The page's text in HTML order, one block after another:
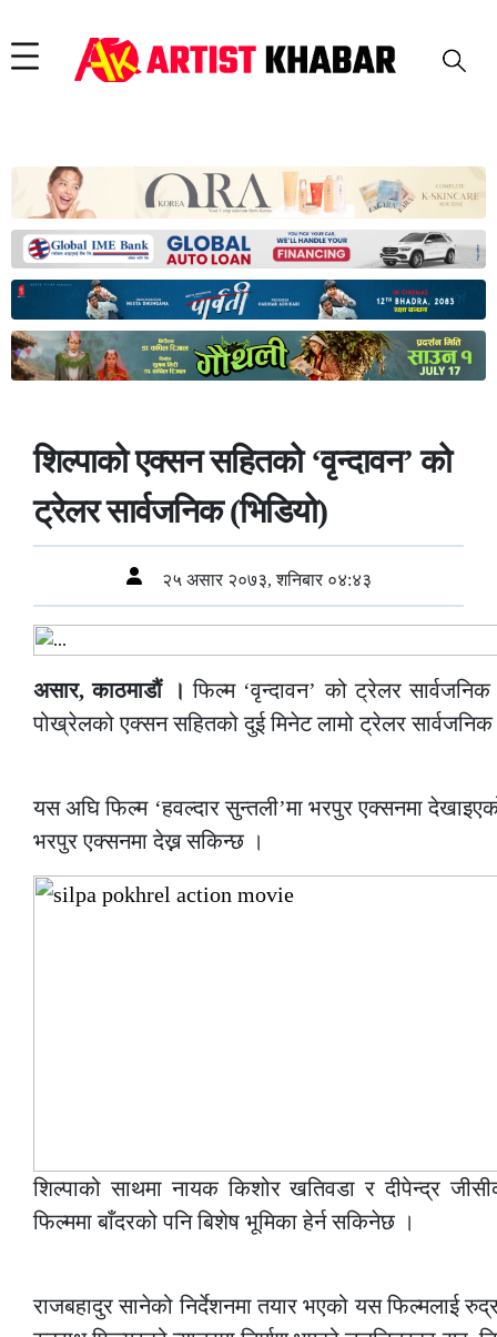
शिल्पाको एक्सन सहितको ‘वृन्दावन’ को
ट्रेलर सार्वजनिक (भिडियो)
२५ असार २०७३, शनिबार ०४:४३
असार, काठमाडौं । फिल्म ‘वृन्दावन’ को ट्रेलर
पोख्रेलको एक्सन सहितको दुई मिनेट लामो ट्रेलर सार्वजनिक
यस अघि फिल्म ‘हवल्दार सुन्तली’मा भरपुर एक्सनमा
भरपुर एक्सनमा देख्न सकिन्छ ।
शिल्पाको साथमा नायक किशोर खतिवडा र दीपेन्द्र
फिल्ममा बाँदरको पनि बिशेष भूमिका हेर्न सकिनेछ ।
राजबहादुर सानेको निर्देशनमा तयार भएको यस फिल्मलाई